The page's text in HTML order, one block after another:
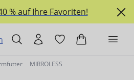
% auf Ihre Favoriten!
MIRROLESS